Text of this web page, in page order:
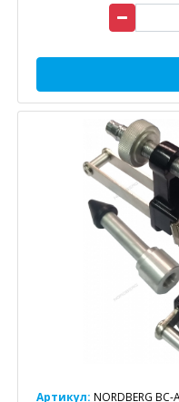
Артикул: NORDBERG BC-